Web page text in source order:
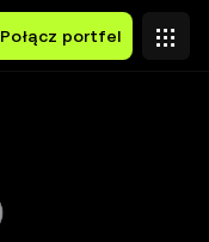
Połącz portfel